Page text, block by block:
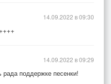
14.09.2022 в 09:30
рада поддержке песенки!
14.09.2022 в 09:29